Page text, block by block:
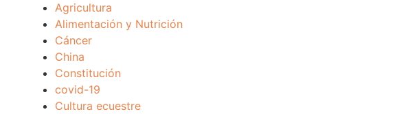
Agricultura
Alimentación y Nutrición
Cáncer
China
Constitución
covid-19
Cultura ecuestre